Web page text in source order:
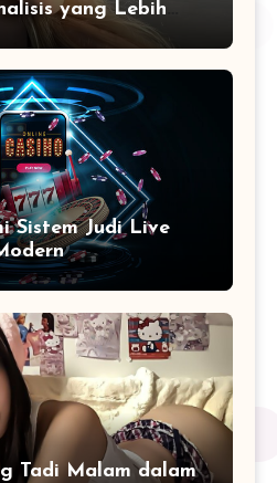
yang Lebih
Sistem Judi Live
Tadi Malam dalam